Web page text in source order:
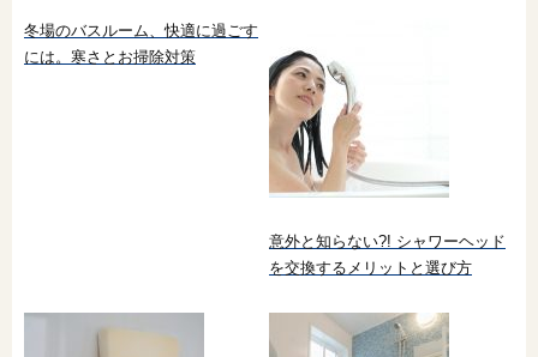
冬場のバスルーム、快適に過ごす
には。寒さとお掃除対策
意外と知らない?! シャワーヘッド
を交換するメリットと選び方